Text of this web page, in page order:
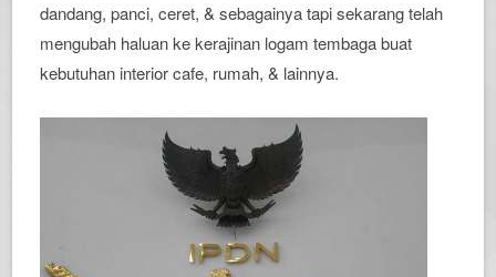
dandang, panci, ceret, & sebagainya tapi sekarang telah
mengubah haluan ke kerajinan logam tembaga buat
kebutuhan interior cafe, rumah, & lainnya.